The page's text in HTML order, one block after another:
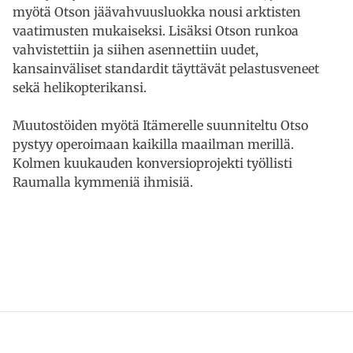
myötä Otson jäävahvuusluokka nousi arktisten
vaatimusten mukaiseksi. Lisäksi Otson runkoa
vahvistettiin ja siihen asennettiin uudet,
kansainväliset standardit täyttävät pelastusveneet
sekä helikopterikansi.
Muutostöiden myötä Itämerelle suunniteltu Otso
pystyy operoimaan kaikilla maailman merillä.
Kolmen kuukauden konversioprojekti työllisti
Raumalla kymmeniä ihmisiä.